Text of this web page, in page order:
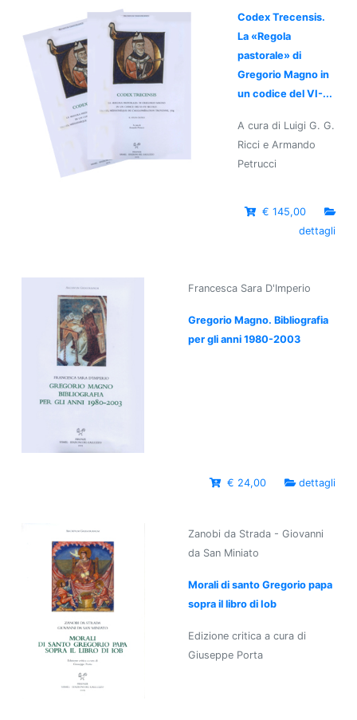
Codex Trecensis.
La «Regola
pastorale» di
Gregorio Magno in
un codice del VI-...
A cura di Luigi G. G.
Ricci e Armando
Petrucci
€ 145,00
dettagli
Francesca Sara D'Imperio
Gregorio Magno. Bibliografia
per gli anni 1980-2003
€ 24,00 dettagli
Zanobi da Strada - Giovanni
da San Miniato
Morali di santo Gregorio papa
sopra il libro di Iob
Edizione critica a cura di
Giuseppe Porta